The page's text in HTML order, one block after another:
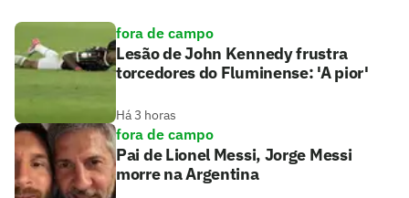
fora de campo
Lesão de John Kennedy frustra
torcedores do Fluminense: 'A pior'
Há 3 horas
fora de campo
Pai de Lionel Messi, Jorge Messi
morre na Argentina